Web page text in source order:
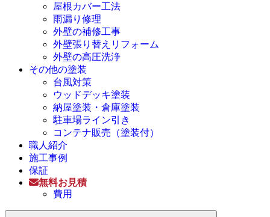
屋根カバー工法
雨漏り修理
外壁の補修工事
外壁張り替えリフォーム
外壁の高圧洗浄
その他の塗装
台風対策
ウッドデッキ塗装
納屋塗装・倉庫塗装
駐車場ライン引き
コンテナ販売（塗装付）
職人紹介
施工事例
保証
無料お見積
費用